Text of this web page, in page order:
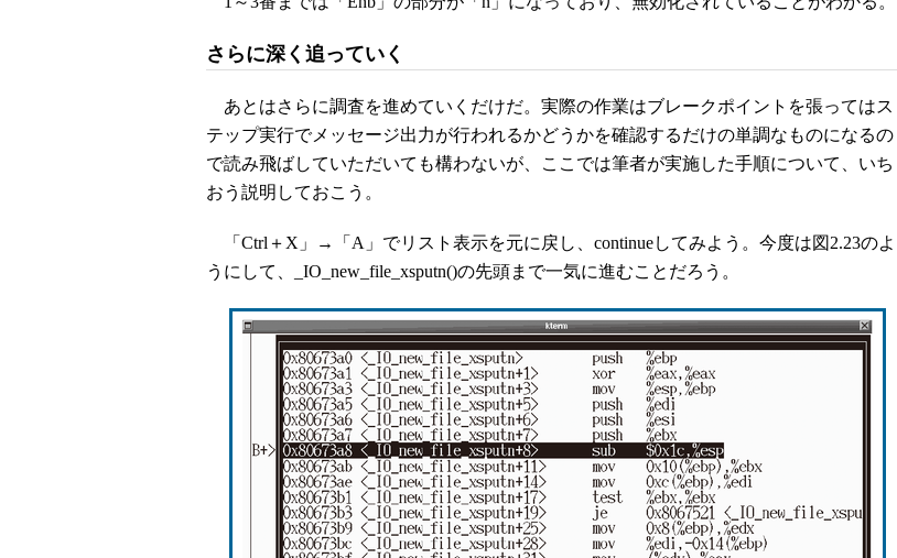
さらに深く追っていく
あとはさらに調査を進めていくだけだ。実際の作業はブレークポイントを張ってはス
テップ実行でメッセージ出力が行われるかどうかを確認するだけの単調なものになるの
で読み飛ばしていただいても構わないが、ここでは筆者が実施した手順について、いち
おう説明しておこう。
「Ctrl＋X」→「A」でリスト表示を元に戻し、continueしてみよう。今度は図2.23のよ
うにして、_IO_new_file_xsputn()の先頭まで一気に進むことだろう。